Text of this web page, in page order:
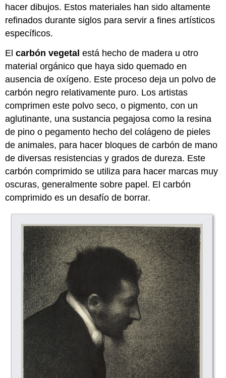
hacer dibujos. Estos materiales han sido altamente
refinados durante siglos para servir a fines artísticos
específicos.
Elcarbón vegetal está hecho de madera u otro
material orgánico que haya sido quemado en
ausencia de oxígeno. Este proceso deja un polvo de
carbón negro relativamente puro. Los artistas
comprimen este polvo seco, o pigmento, con un
aglutinante, una sustancia pegajosa como la resina
de pino o pegamento hecho del colágeno de pieles
de animales, para hacer bloques de carbón de mano
de diversas resistencias y grados de dureza. Este
carbón comprimido se utiliza para hacer marcas muy
oscuras, generalmente sobre papel. El carbón
comprimido es un desafío de borrar.